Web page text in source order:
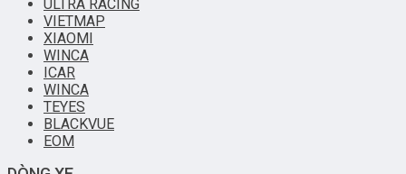
ULTRA RACING
VIETMAP
XIAOMI
WINCA
ICAR
WINCA
TEYES
BLACKVUE
EOM